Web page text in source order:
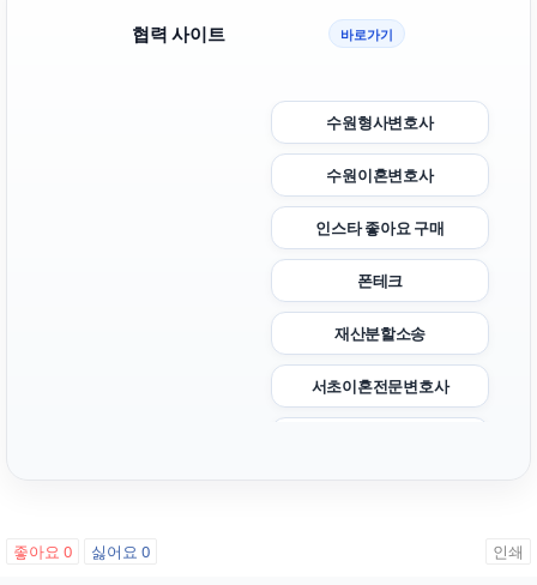
협력 사이트 바로가기
수원형사변호사
수원이혼변호사
인스타 좋아요 구매
폰테크
재산분할소송
서초이혼전문변호사
좋아요 0 싫어요 0 인쇄